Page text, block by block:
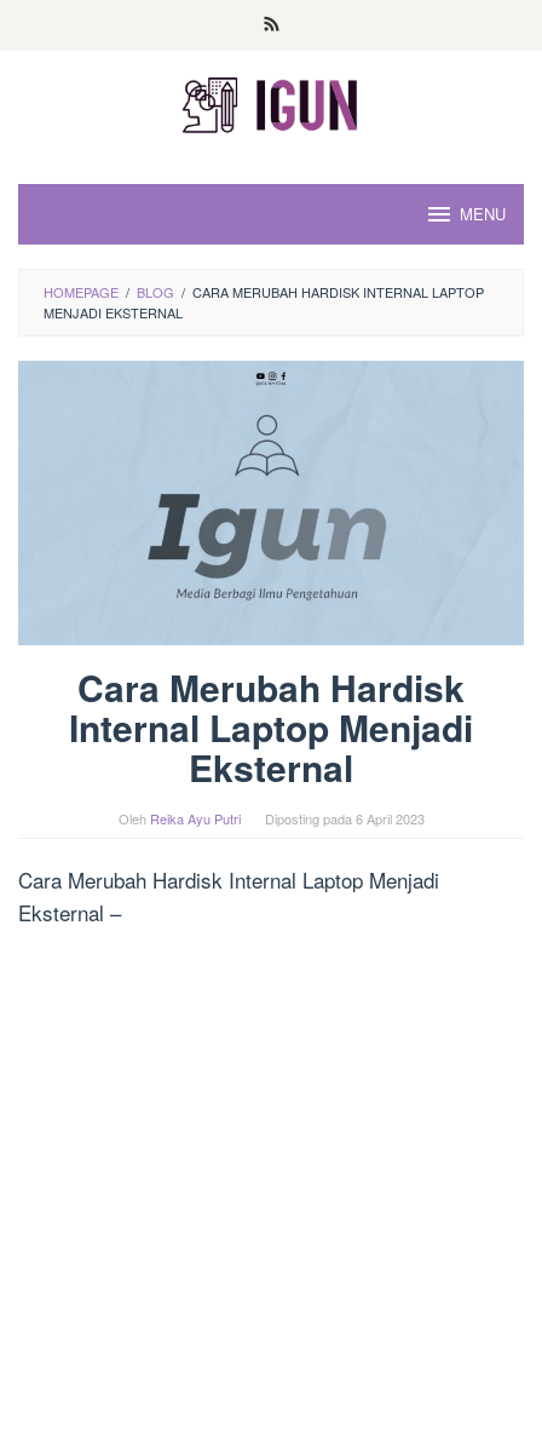
MENU
HOMEPAGE / BLOG / CARA MERUBAH HARDISK INTERNAL LAPTOP
MENJADI EKSTERNAL
Cara Merubah Hardisk
Internal Laptop Menjadi
Eksternal
Oleh Reika Ayu Putri Diposting pada 6 April 2023
Cara Merubah Hardisk Internal Laptop Menjadi
Eksternal –